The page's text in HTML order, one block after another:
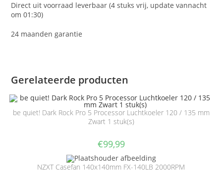
Direct uit voorraad leverbaar (4 stuks vrij, update vannacht
om 01:30)
24 maanden garantie
Gerelateerde producten
be quiet! Dark Rock Pro 5 Processor Luchtkoeler 120 / 135 mm
Zwart 1 stuk(s)
€99,99
NZXT Casefan 140x140mm FX-140LB 2000RPM